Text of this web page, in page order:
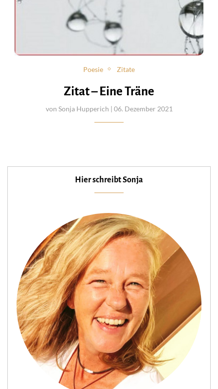
Poesie Zitate
Zitat – Eine Träne
von Sonja Hupperich | 06. Dezember 2021
Hier schreibt Sonja